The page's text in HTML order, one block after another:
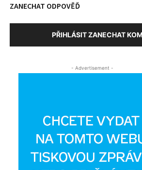
ZANECHAT ODPOVĚĎ
PŘIHLÁSIT ZANECHAT
- Advertisement -